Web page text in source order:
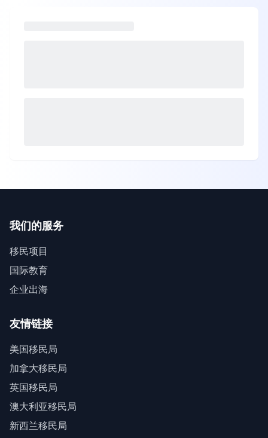
我们的服务
移民项目
国际教育
企业出海
友情链接
美国移民局
加拿大移民局
英国移民局
澳大利亚移民局
新西兰移民局